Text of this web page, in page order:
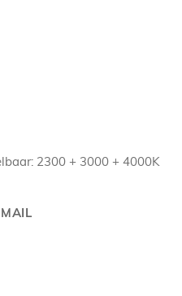
2300 + 3000 + 4000K